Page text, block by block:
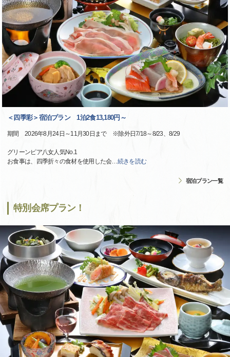
＜四季彩＞宿泊プラン 1泊2食13,180円～
期間 2026年8月24日～11月30日まで ※除外日7/18～8/23、8/29
グリーンピア八女人気No.1
お食事は、四季折々の食材を使用した会…続きを読む
宿泊プラン一覧
特別会席プラン！